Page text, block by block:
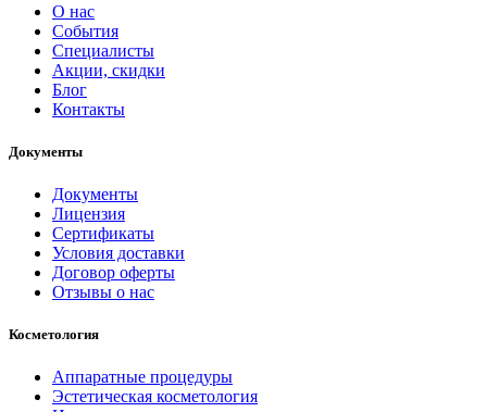
О нас
События
Специалисты
Акции, скидки
Блог
Контакты
Документы
Документы
Лицензия
Сертификаты
Условия доставки
Договор оферты
Отзывы о нас
Косметология
Аппаратные процедуры
Эстетическая косметология